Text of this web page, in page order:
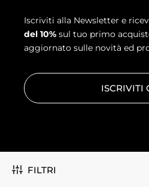
FILTRI
Iscriviti alla Newsletter e
del 10% sul tuo primo
aggiornato sulle novità ed
ISCRIVITI
ANGELO ARENIELLO S.R.L © 2026 |
SAN GIUSEPPE VESUVIANO (NA) |